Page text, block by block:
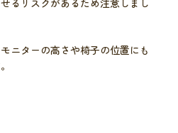
ニターの高さや椅子の位置にも